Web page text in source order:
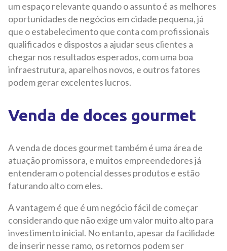
um espaço relevante quando o assunto é as melhores
oportunidades de negócios em cidade pequena, já
que o estabelecimento que conta com profissionais
qualificados e dispostos a ajudar seus clientes a
chegar nos resultados esperados, com uma boa
infraestrutura, aparelhos novos, e outros fatores
podem gerar excelentes lucros.
Venda de doces gourmet
A venda de doces gourmet também é uma área de
atuação promissora, e muitos empreendedores já
entenderam o potencial desses produtos e estão
faturando alto com eles.
A vantagem é que é um negócio fácil de começar
considerando que não exige um valor muito alto para
investimento inicial. No entanto, apesar da facilidade
de inserir nesse ramo, os retornos podem ser